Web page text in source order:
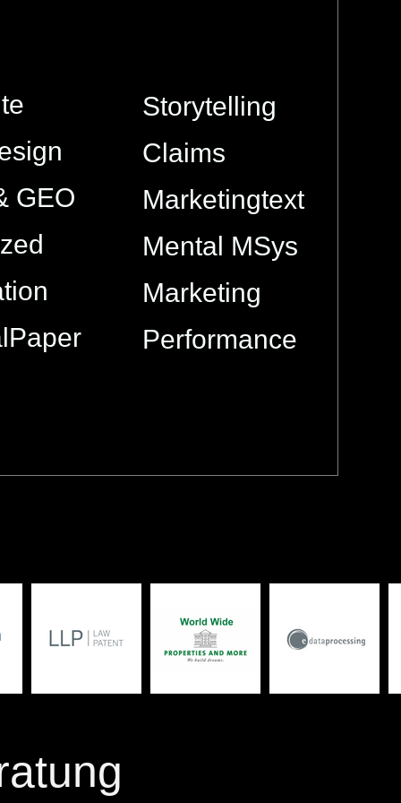
GEO
Storytelling
Claims
Marketingtext
Mental MSys
Marketing
Performance